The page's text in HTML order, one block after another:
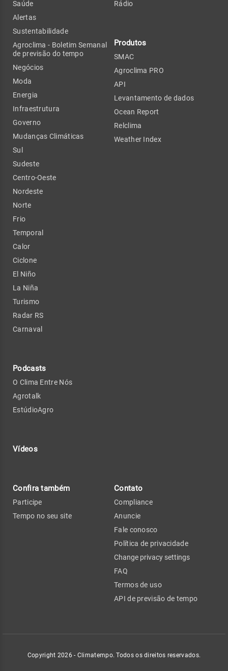
Saúde
Alertas
Sustentabilidade
Agroclima - Boletim Semanal
de previsão do tempo
Negócios
Moda
Energia
Infraestrutura
Governo
Mudanças Climáticas
Sul
Sudeste
Centro-Oeste
Nordeste
Norte
Frio
Temporal
Calor
Ciclone
El Niño
La Niña
Turismo
Radar RS
Carnaval
Podcasts
O Clima Entre Nós
Agrotalk
EstúdioAgro
Vídeos
Rádio
Produtos
SMAC
Agroclima PRO
API
Levantamento de dados
Ocean Report
Relclima
Weather Index
Confira também
Participe
Tempo no seu site
Contato
Compliance
Anuncie
Fale conosco
Política de privacidade
Change privacy settings
FAQ
Termos de uso
API de previsão de tempo
Copyright 2026 - Climatempo. Todos os direitos reservados.